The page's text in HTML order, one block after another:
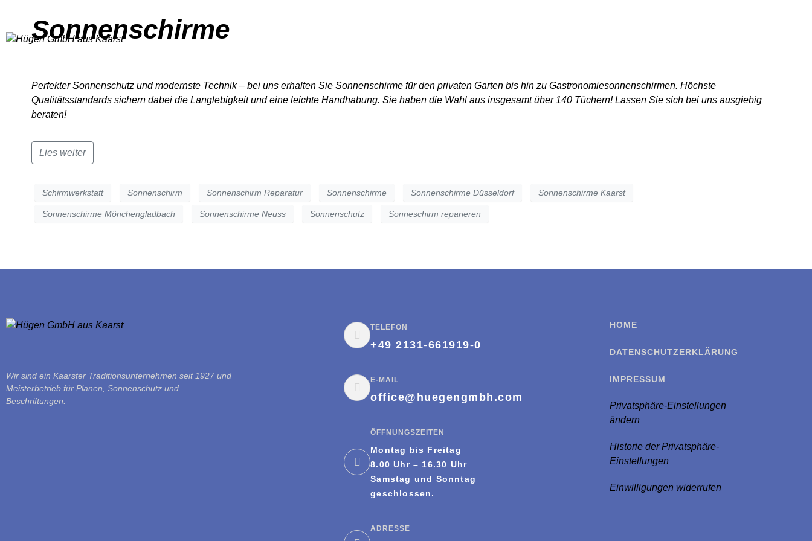
Sonnenschirme
Perfekter Sonnenschutz und modernste Technik – bei uns erhalten Sie Sonnenschirme für den privaten Garten bis hin zu Gastronomiesonnenschirmen. Höchste
Qualitätsstandards sichern dabei die Langlebigkeit und eine leichte Handhabung. Sie haben die Wahl aus insgesamt über 140 Tüchern! Lassen Sie sich bei uns ausgiebig
beraten!
Lies weiter
Schirmwerkstatt Sonnenschirm Sonnenschirm Reparatur Sonnenschirme Sonnenschirme Düsseldorf Sonnenschirme Kaarst
Sonnenschirme Mönchengladbach Sonnenschirme Neuss Sonnenschutz Sonneschirm reparieren
Wir sind ein Kaarster Traditionsunternehmen seit 1927 und
Meisterbetrieb für Planen, Sonnenschutz und
Beschriftungen.
TELEFON
+49 2131-661919-0
E-MAIL
office@huegengmbh.com
ÖFFNUNGSZEITEN
Montag bis Freitag
8.00 Uhr – 16.30 Uhr
Samstag und Sonntag
geschlossen.
ADRESSE
HOME
DATENSCHUTZERKLÄRUNG
IMPRESSUM
Privatsphäre-Einstellungen
ändern
Historie der Privatsphäre-
Einstellungen
Einwilligungen widerrufen